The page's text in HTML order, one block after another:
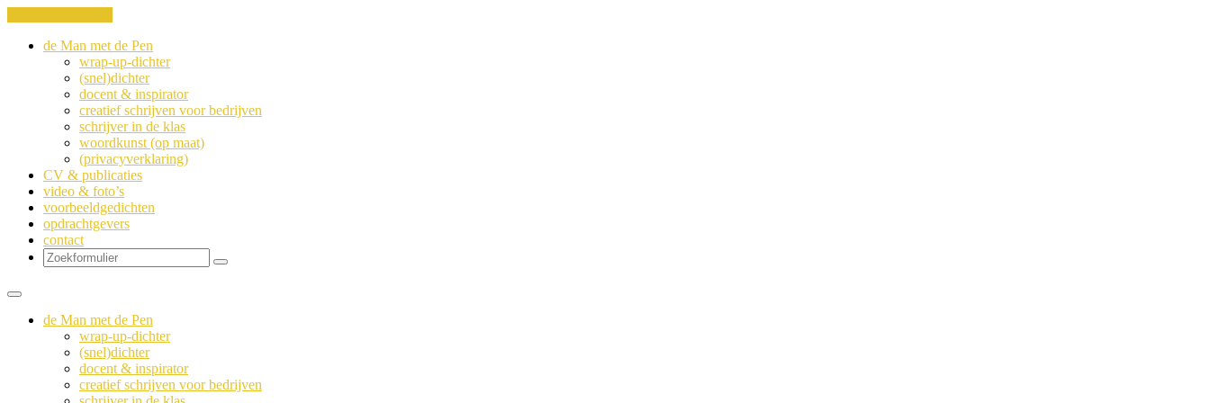
de Man met de Pen
wrap-up-dichter
(snel)dichter
docent & inspirator
creatief schrijven voor bedrijven
schrijver in de klas
woordkunst (op maat)
(privacyverklaring)
CV & publicaties
video & foto’s
voorbeeldgedichten
opdrachtgevers
contact
Zoeken
de Man met de Pen
wrap-up-dichter
(snel)dichter
docent & inspirator
creatief schrijven voor bedrijven